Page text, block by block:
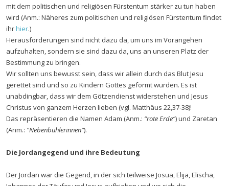
mit dem politischen und religiösen Fürstentum stärker zu tun haben
wird (Anm.: Näheres zum politischen und religiösen Fürstentum findet
ihrhier.)
Herausforderungen sind nicht dazu da, um uns im Vorangehen
aufzuhalten, sondern sie sind dazu da, uns an unseren Platz der
Bestimmung zu bringen.
Wir sollten uns bewusst sein, dass wir allein durch das Blut Jesu
gerettet sind und so zu Kindern Gottes geformt wurden. Es ist
unabdingbar, dass wir dem Götzendienst widerstehen und Jesus
Christus von ganzem Herzen lieben (vgl. Matthäus 22,37-38)!
Das repräsentieren die Namen Adam (Anm.: “rote Erde“) und Zaretan
(Anm.: “Nebenbuhlerinnen“).
Die Jordangegend und ihre Bedeutung
Der Jordan war die Gegend, in der sich teilweise Josua, Elija, Elischa,